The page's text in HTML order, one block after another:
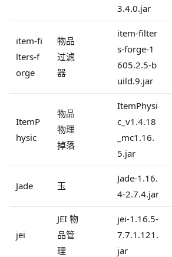
3.4.0.jar
item-fi
lters-f
orge
物品
过滤
器
item-filter
s-forge-1
605.2.5-b
uild.9.jar
ItemP
hysic
物品
物理
掉落
ItemPhysi
c_v1.4.18
_mc1.16.
5.jar
Jade 玉
Jade-1.16.
4-2.7.4.jar
jei
JEI 物
品管
理
jei-1.16.5-
7.7.1.121.
jar